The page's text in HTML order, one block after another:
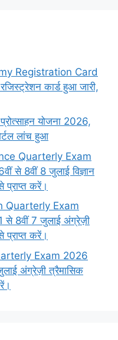
Registration Card
कार्ड हुआ जारी,
प्रोत्साहन योजना 2026,
लांच हुआ
Quarterly Exam
से 8वीं 8 जुलाई विज्ञान
प्राप्त करें।
Quarterly Exam
से 8वीं 7 जुलाई अंग्रेज़ी
प्राप्त करें।
Exam 2026
अंग्रेज़ी त्रैमासिक